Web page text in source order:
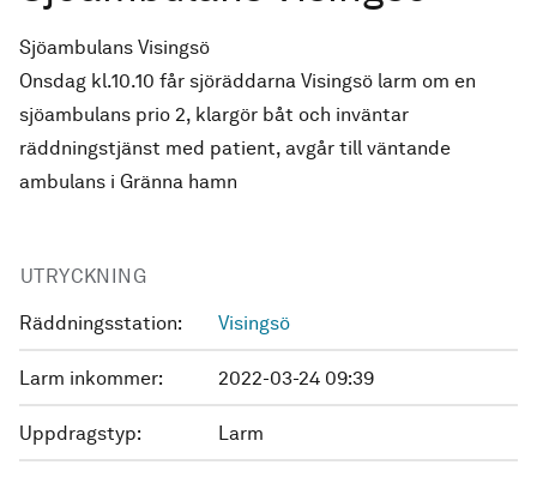
Sjöambulans Visingsö
Onsdag kl.10.10 får sjöräddarna Visingsö larm om en
sjöambulans prio 2, klargör båt och inväntar
räddningstjänst med patient, avgår till väntande
ambulans i Gränna hamn
UTRYCKNING
Räddningsstation: Visingsö
Larm inkommer: 2022-03-24 09:39
Uppdragstyp: Larm